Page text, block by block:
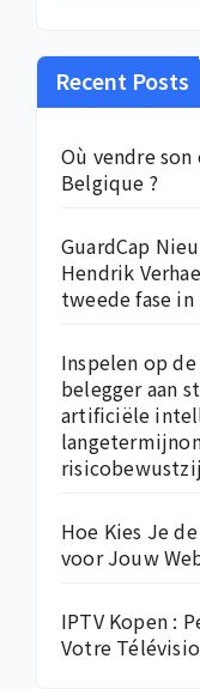
Recent Posts
Où vendre
Belgique ?
GuardCap
Hendrik
tweede fase
Inspelen op
belegger aan
artificiële
Hoe Kies Je
voor Jouw
IPTV Kopen :
Votre